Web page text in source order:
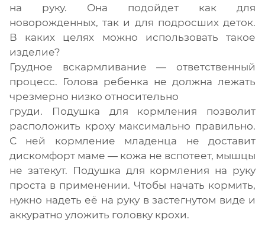
на руку. Она подойдет как для
новорожденных, так и для подросших деток.
В каких целях можно использовать такое
изделие?
Грудное вскармливание — ответственный
процесс. Голова ребенка не должна лежать
чрезмерно низко относительно
груди. Подушка для кормления позволит
расположить кроху максимально правильно.
С ней кормление младенца не доставит
дискомфорт маме — кожа не вспотеет, мышцы
не затекут. Подушка для кормления на руку
проста в применении. Чтобы начать кормить,
нужно надеть её на руку в застегнутом виде и
аккуратно уложить головку крохи.